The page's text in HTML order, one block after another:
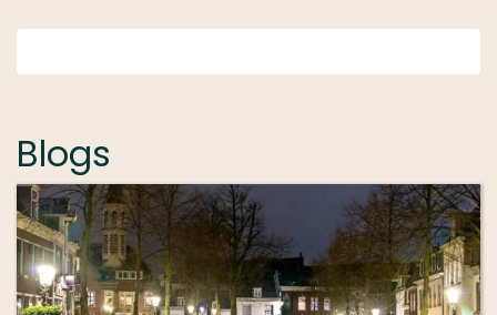
Blogs